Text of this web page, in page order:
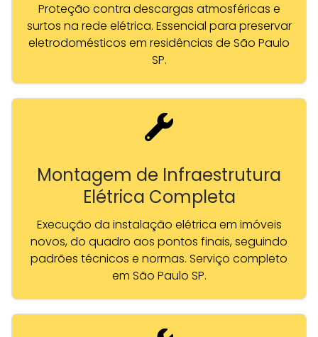
Proteção contra descargas atmosféricas e
surtos na rede elétrica. Essencial para preservar
eletrodomésticos em residências de São Paulo
SP.
Montagem de Infraestrutura
Elétrica Completa
Execução da instalação elétrica em imóveis
novos, do quadro aos pontos finais, seguindo
padrões técnicos e normas. Serviço completo
em São Paulo SP.